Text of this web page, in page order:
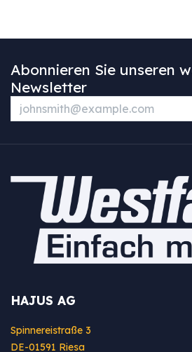
Abonnieren Sie unseren
Newsletter
HAJUS AG
Spinnereistraße 3
DE-01591 Riesa